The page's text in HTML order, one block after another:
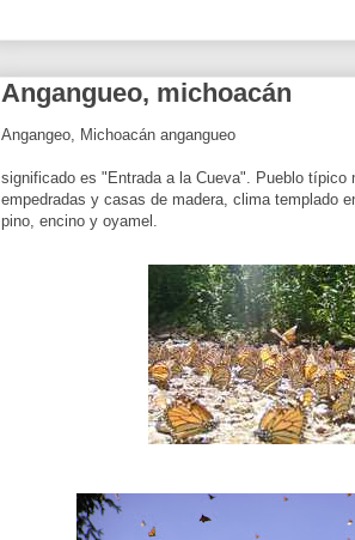
Angangueo, michoacán
Angangeo, Michoacán angangueo
significado es "Entrada a la Cueva". Pueblo típico
empedradas y casas de madera, clima templado
pino, encino y oyamel.